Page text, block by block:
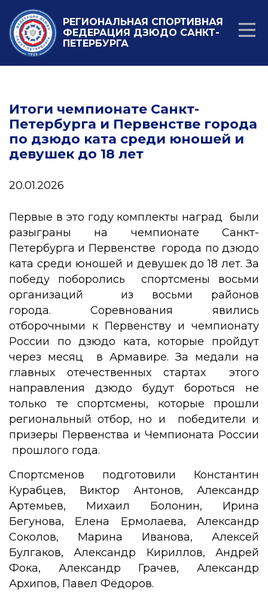
РЕГИОНАЛЬНАЯ СПОРТИВНАЯ
ФЕДЕРАЦИЯ ДЗЮДО САНКТ-
ПЕТЕРБУРГА
Итоги чемпионате Санкт-
Петербурга и Первенстве города
по дзюдо ката среди юношей и
девушек до 18 лет
20.01.2026
Первые в это году комплекты наград были
разыграны на чемпионате Санкт-
Петербурга и Первенстве города по дзюдо
ката среди юношей и девушек до 18 лет. За
победу поборолись спортсмены восьми
организаций из восьми районов
города. Соревнования явились
отборочными к Первенству и чемпионату
России по дзюдо ката, которые пройдут
через месяц в Армавире. За медали на
главных отечественных стартах этого
направления дзюдо будут бороться не
только те спортсмены, которые прошли
региональный отбор, но и победители и
призеры Первенства и Чемпионата России
прошлого года.
Спортсменов подготовили Константин
Курабцев, Виктор Антонов, Александр
Артемьев, Михаил Болонин, Ирина
Бегунова, Елена Ермолаева, Александр
Соколов, Марина Иванова, Алексей
Булгаков, Александр Кириллов, Андрей
Фока, Александр Грачев, Александр
Архипов, Павел Фёдоров.